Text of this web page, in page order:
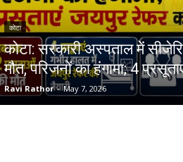
कोटा
कोटा: सरकारी अस्पताल में
मौत, परिजनों का हंगामा; 4
Ravi Rathor - May 7, 2026